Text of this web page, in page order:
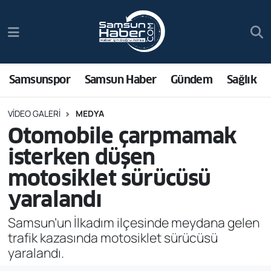
Samsunspor Samsun Haber Gündem Sağlık
VIDEO GALERI MEDYA
Otomobile çarpmamak
isterken düşen
motosiklet sürücüsü
yaralandı
Samsun’un İlkadım ilçesinde meydana gelen
trafik kazasında motosiklet sürücüsü
yaralandı.
Samsun Haber
Sağlık
Asayiş
Bilim ve Teknoloji
Bölge
Dünya
Ekonomi
Trafik Durumu
Süper Lig Puan Durumu ve Fikstür
Tüm Manşetler
Son Dakika Haberleri
Haber Arşivi